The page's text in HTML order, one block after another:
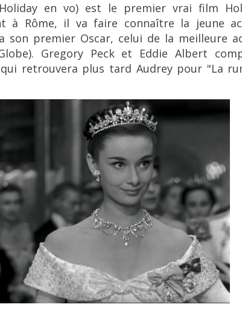
en vo) est le premier vrai film
à Rôme, il va faire connaître la jeune
son premier Oscar, celui de la meilleure
Gregory Peck et Eddie Albert
retrouvera plus tard Audrey pour "La